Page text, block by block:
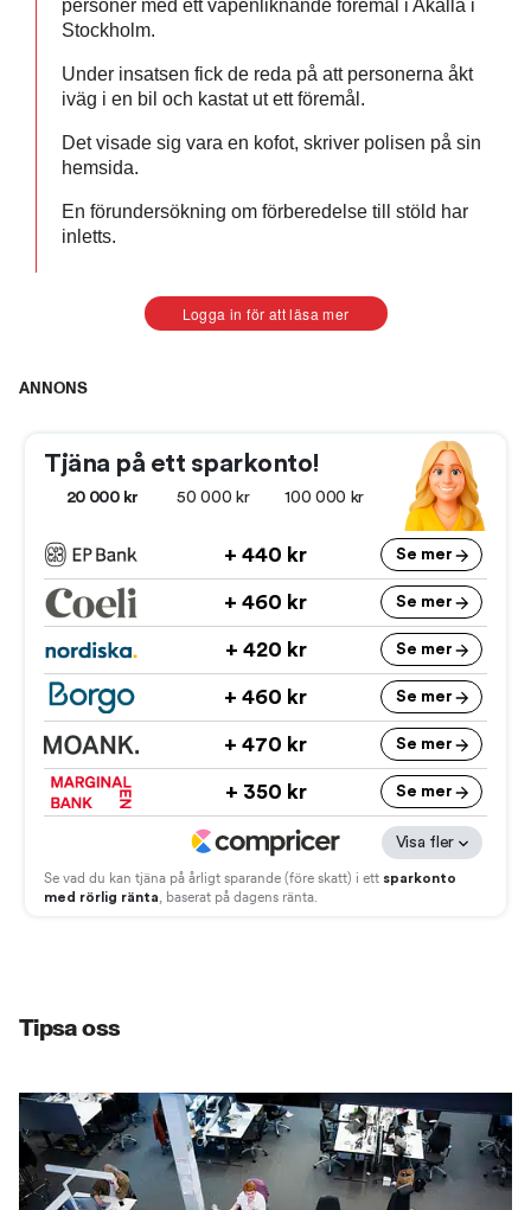
personer med ett vapenliknande föremål i Akalla i
Stockholm.
Under insatsen fick de reda på att personerna åkt
iväg i en bil och kastat ut ett föremål.
Det visade sig vara en kofot, skriver polisen på sin
hemsida.
En förundersökning om förberedelse till stöld har
inletts.
Logga in för att läsa mer
ANNONS
Tipsa oss